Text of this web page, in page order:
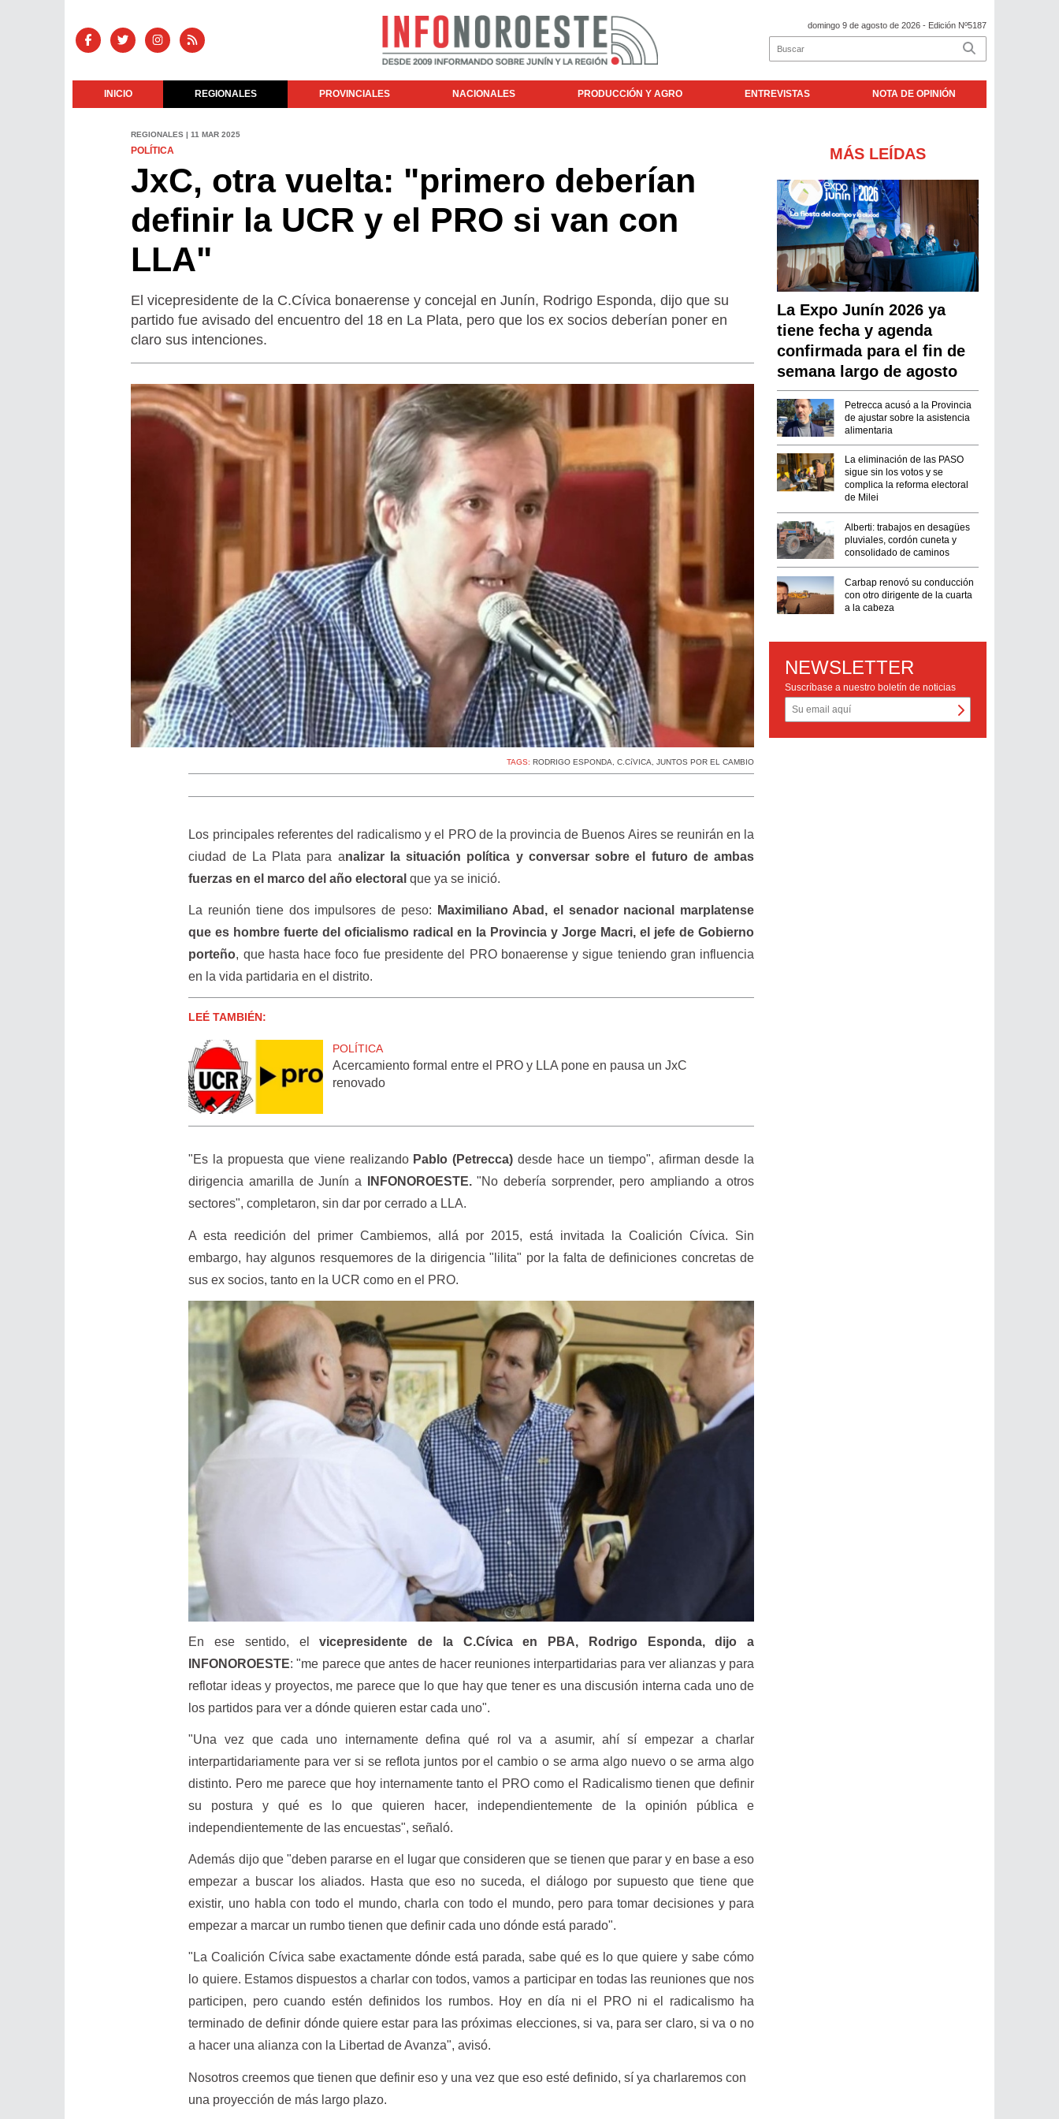
domingo 9 de agosto de 2026 - Edición Nº5187
INICIO REGIONALES PROVINCIALES NACIONALES PRODUCCIÓN Y AGRO ENTREVISTAS NOTA DE OPINIÓN
REGIONALES | 11 MAR 2025
POLÍTICA
JxC, otra vuelta: "primero deberían
definir la UCR y el PRO si van con
LLA"
El vicepresidente de la C.Cívica bonaerense y concejal en Junín, Rodrigo Esponda, dijo que su
partido fue avisado del encuentro del 18 en La Plata, pero que los ex socios deberían poner en
claro sus intenciones.
TAGS:RODRIGO ESPONDA ,C.CíVICA ,JUNTOS POR EL CAMBIO
Los principales referentes del radicalismo y el PRO de la provincia de Buenos Aires se reunirán en la
ciudad de La Plata para analizar la situación política y conversar sobre el futuro de ambas
fuerzas en el marco del año electoral que ya se inició.
La reunión tiene dos impulsores de peso:
Maximiliano Abad, el senador nacional marplatense
que es hombre fuerte del oficialismo radical en la Provincia y Jorge Macri, el jefe de Gobierno
porteño, que hasta hace foco fue presidente del PRO bonaerense y sigue teniendo gran influencia
en la vida partidaria en el distrito.
LEÉ TAMBIÉN:
POLÍTICA
Acercamiento formal entre el PRO y LLA pone en pausa un JxC
renovado
"Es la propuesta que viene realizando Pablo (Petrecca) desde hace un tiempo", afirman desde la
dirigencia amarilla de Junín a
INFONOROESTE."No debería sorprender, pero ampliando a otros
sectores", completaron, sin dar por cerrado a LLA.
A esta reedición del primer Cambiemos, allá por 2015, está invitada la Coalición Cívica. Sin
embargo, hay algunos resquemores de la dirigencia "lilita" por la falta de definiciones concretas de
sus ex socios, tanto en la UCR como en el PRO.
En ese sentido, elvicepresidente de la C.Cívica en PBA, Rodrigo Esponda, dijo a
INFONOROESTE: "me parece que antes de hacer reuniones interpartidarias para ver alianzas y para
reflotar ideas y proyectos, me parece que lo que hay que tener es una discusión interna cada uno de
los partidos para ver a dónde quieren estar cada uno".
"Una vez que cada uno internamente defina qué rol va a asumir, ahí sí empezar a charlar
interpartidariamente para ver si se reflota juntos por el cambio o se arma algo nuevo o se arma algo
distinto. Pero me parece que hoy internamente tanto el PRO como el Radicalismo tienen que definir
su postura y qué es lo que quieren hacer, independientemente de la opinión pública e
independientemente de las encuestas", señaló.
Además dijo que "deben pararse en el lugar que consideren que se tienen que parar y en base a eso
empezar a buscar los aliados. Hasta que eso no suceda, el diálogo por supuesto que tiene que
existir, uno habla con todo el mundo, charla con todo el mundo, pero para tomar decisiones y para
empezar a marcar un rumbo tienen que definir cada uno dónde está parado".
"La Coalición Cívica sabe exactamente dónde está parada, sabe qué es lo que quiere y sabe cómo
lo quiere. Estamos dispuestos a charlar con todos, vamos a participar en todas las reuniones que nos
participen, pero cuando estén definidos los rumbos. Hoy en día ni el PRO ni el radicalismo ha
terminado de definir dónde quiere estar para las próximas elecciones, si va, para ser claro, si va o no
a hacer una alianza con la Libertad de Avanza", avisó.
Nosotros creemos que tienen que definir eso y una vez que eso esté definido, sí ya charlaremos con
una proyección de más largo plazo.
MÁS LEÍDAS
La Expo Junín 2026 ya
tiene fecha y agenda
confirmada para el fin de
semana largo de agosto
Petrecca acusó a la Provincia
de ajustar sobre la asistencia
alimentaria
La eliminación de las PASO
sigue sin los votos y se
complica la reforma electoral
de Milei
Alberti: trabajos en desagües
pluviales, cordón cuneta y
consolidado de caminos
Carbap renovó su conducción
con otro dirigente de la cuarta
a la cabeza
NEWSLETTER
Suscríbase a nuestro boletín de noticias